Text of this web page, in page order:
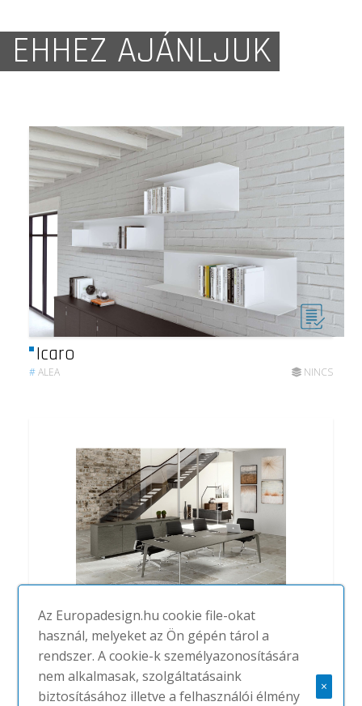
EHHEZ AJÁNLJUK
Icaro
#ALEA NINCS
Blade X
ALEA
Az Europadesign.hu cookie file-okat
használ, melyeket az Ön gépén tárol a
rendszer. A cookie-k személyazonosítására
nem alkalmasak, szolgáltatásaink
biztosításához illetve a felhasználói élmény
×